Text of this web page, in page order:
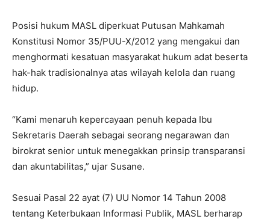
Posisi hukum MASL diperkuat Putusan Mahkamah
Konstitusi Nomor 35/PUU-X/2012 yang mengakui dan
menghormati kesatuan masyarakat hukum adat beserta
hak-hak tradisionalnya atas wilayah kelola dan ruang
hidup.
“Kami menaruh kepercayaan penuh kepada Ibu
Sekretaris Daerah sebagai seorang negarawan dan
birokrat senior untuk menegakkan prinsip transparansi
dan akuntabilitas,” ujar Susane.
Sesuai Pasal 22 ayat (7) UU Nomor 14 Tahun 2008
tentang Keterbukaan Informasi Publik, MASL berharap